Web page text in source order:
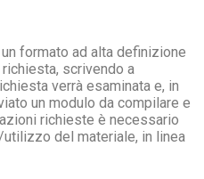
formato ad alta definizione
scrivendo a
verrà esaminata e, in
un modulo da compilare e
richieste è necessario
del materiale, in linea